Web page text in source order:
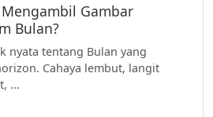
Gambar
Bulan?
nyata tentang Bulan yang
Cahaya lembut, langit
...